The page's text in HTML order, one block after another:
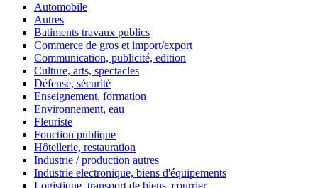
Automobile
Autres
Batiments travaux publics
Commerce de gros et import/export
Communication, publicité, edition
Culture, arts, spectacles
Défense, sécurité
Enseignement, formation
Environnement, eau
Fleuriste
Fonction publique
Hôtellerie, restauration
Industrie / production autres
Industrie electronique, biens d'équipements